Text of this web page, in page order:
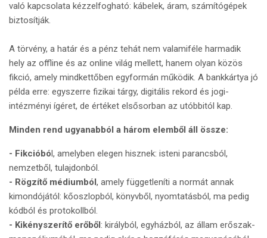
való kapcsolata kézzelfogható: kábelek, áram, számítógépek
biztosítják.
A törvény, a határ és a pénz tehát nem valamiféle harmadik
hely az offline és az online világ mellett, hanem olyan közös
fikció, amely mindkettőben egyformán működik. A bankkártya jó
példa erre: egyszerre fizikai tárgy, digitális rekord és jogi-
intézményi ígéret, de értéket elsősorban az utóbbitól kap.
Minden rend ugyanabból a három elemből áll össze:
- Fikcióból, amelyben elegen hisznek: isteni parancsból,
nemzetből, tulajdonból.
- Rögzítő médiumból, amely függetleníti a normát annak
kimondójától: kőoszlopból, könyvből, nyomtatásból, ma pedig
kódból és protokollból.
- Kikényszerítő erőből: királyból, egyházból, az állam erőszak-